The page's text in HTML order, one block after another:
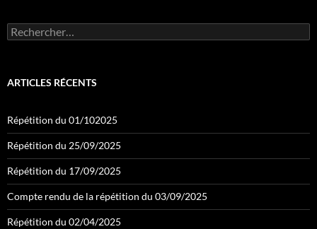
Rechercher :
ARTICLES RÉCENTS
Répétition du 01/102025
Répétition du 25/09/2025
Répétition du 17/09/2025
Compte rendu de la répétition du 03/09/2025
Répétition du 02/04/2025